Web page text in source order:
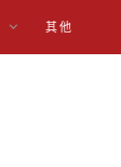
其他